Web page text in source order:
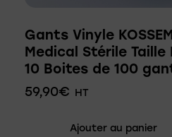
Gants Vinyle
Medical Stérile Taille
10 Boites de 100
59,90€ HT
Ajouter au panier